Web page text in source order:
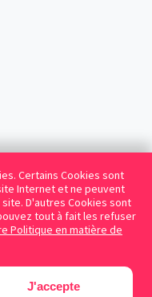
Certains Cookies sont
Internet et ne peuvent
D'autres Cookies sont
tout à fait les refuser
Politique en matière de
J'accepte